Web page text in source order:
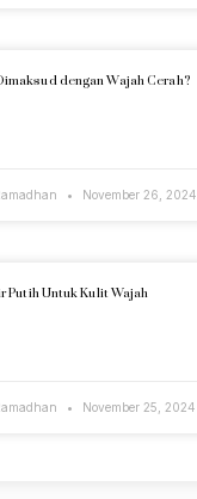
dengan Wajah Cerah?
November 26, 2024
Putih Untuk Kulit Wajah
November 25, 2024